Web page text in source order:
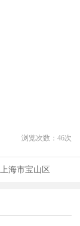
浏览次数： 46次
上海市宝山区